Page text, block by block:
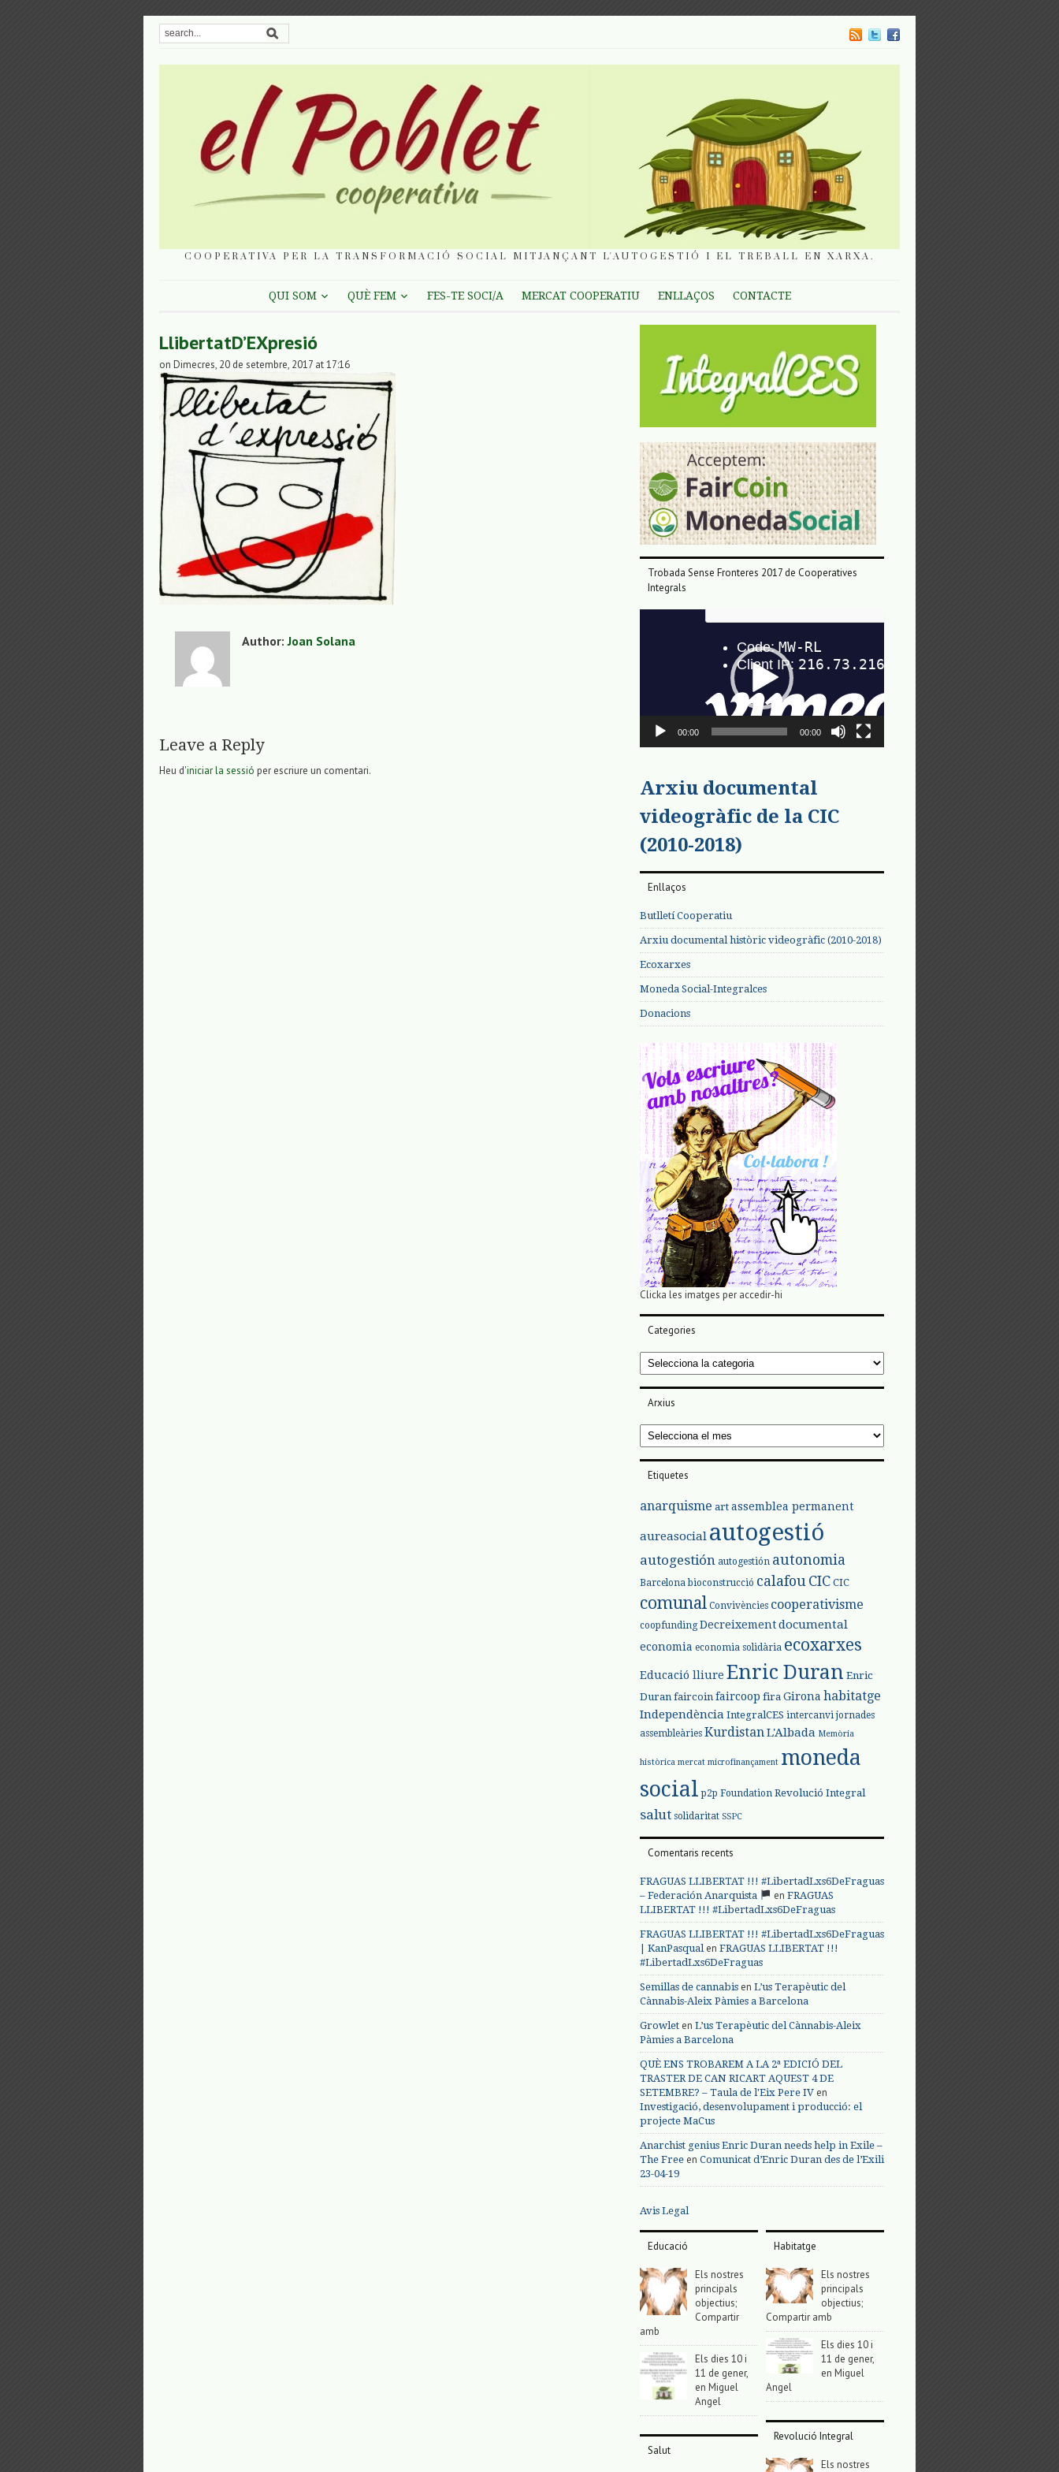
COOPERATIVA PER LA TRANSFORMACIÓ SOCIAL MITJANÇANT L'AUTOGESTIÓ I EL TREBALL EN XARXA.
QUI SOM QUÈ FEM FES-TE SOCI/A MERCAT COOPERATIU ENLLAÇOS CONTACTE
LlibertatD’EXpresió
on Dimecres, 20 de setembre, 2017 at 17:16
Author:Joan Solana
Leave a Reply
Heu d'iniciar la sessió per escriure un comentari.
Trobada Sense Fronteres 2017 de Cooperatives
Integrals
00:00 00:00
Arxiu documental
videogràfic de la CIC
(2010-2018)
Enllaços
Butlletí Cooperatiu
Arxiu documental històric videogràfic (2010-2018)
Ecoxarxes
Moneda Social-Integralces
Donacions
Clicka les imatges per accedir-hi
Categories
Categories
Arxius
Arxius
Etiquetes
anarquisme art assemblea permanent
aureasocial autogestió
autogestión autogestión autonomia
Barcelona bioconstrucció calafou CIC CIC
comunal Convivències cooperativisme
coopfunding Decreixementdocumental
economia economia solidària ecoxarxes
Educació lliure Enric Duran Enric
Duran faircoin faircoop fira Girona habitatge
Independència IntegralCES intercanvi jornades
assembleàries Kurdistan L'Albada Memòria
històrica mercat microfinançament moneda
social p2p Foundation Revolució Integral
salut solidaritat SSPC
Comentaris recents
FRAGUAS LLIBERTAT !!! #LibertadLxs6DeFraguas
– Federación Anarquista
en FRAGUAS
LLIBERTAT !!! #LibertadLxs6DeFraguas
FRAGUAS LLIBERTAT !!! #LibertadLxs6DeFraguas
| KanPasqualen FRAGUAS LLIBERTAT !!!
#LibertadLxs6DeFraguas
Semillas de cannabis en L’us Terapèutic del
Cànnabis-Aleix Pàmies a Barcelona
Growlet en L’us Terapèutic del Cànnabis-Aleix
Pàmies a Barcelona
QUÈ ENS TROBAREM A LA 2ª EDICIÓ DEL
TRASTER DE CAN RICART AQUEST 4 DE
SETEMBRE? – Taula de l'Eix Pere IV en
Investigació, desenvolupament i producció: el
projecte MaCus
Anarchist genius Enric Duran needs help in Exile –
The Free en Comunicat d’Enric Duran des de l’Exili
23-04-19
Avis Legal
Educació
Els nostres
principals
objectius;
Compartir
amb
Els dies 10 i
11 de gener,
en Miguel
Angel
Salut
Habitatge
Els nostres
principals
objectius;
Compartir amb
Els dies 10 i
11 de gener,
en Miguel
Angel
Revolució Integral
Els nostres